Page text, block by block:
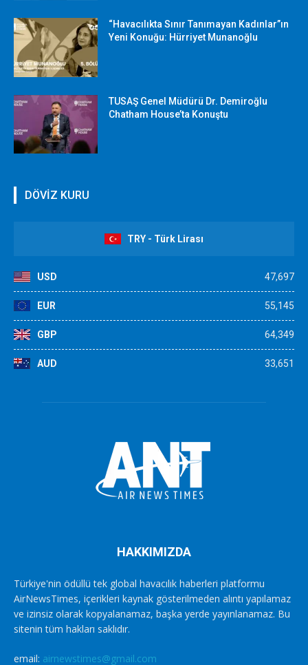
“Havacılıkta Sınır Tanımayan Kadınlar”ın
Yeni Konuğu: Hürriyet Munanoğlu
TUSAŞ Genel Müdürü Dr. Demiroğlu
Chatham House’ta Konuştu
DÖVİZ KURU
TRY - Türk Lirası
USD 47,697
EUR 55,145
GBP 64,349
AUD 33,651
HAKKIMIZDA
Türkiye'nin ödüllü tek global havacılık haberleri platformu
AirNewsTimes, içerikleri kaynak gösterilmeden alıntı yapılamaz
ve izinsiz olarak kopyalanamaz, başka yerde yayınlanamaz. Bu
sitenin tüm hakları saklıdır.
email: airnewstimes@gmail.com